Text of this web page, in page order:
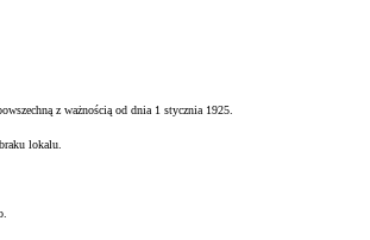
z ważnością od dnia 1 stycznia 1925.
lokalu.